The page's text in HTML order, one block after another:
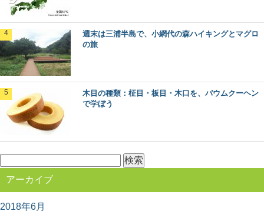
日本でもっとも多く植林されていて、木材として、とて
も身近な木、スギ。 じつは木材だけでなく、そ...
木材を使った施工事例をご紹介するシリーズ。 今回は、
京都の銘木「北山杉」「北山丸太」を使った施...
週末は三浦半島で、小網代の森ハイキングとマグロ
の旅
木目の種類：柾目・板目・木口を、バウムクーヘン
で学ぼう
索:
アーカイブ
2018年6月